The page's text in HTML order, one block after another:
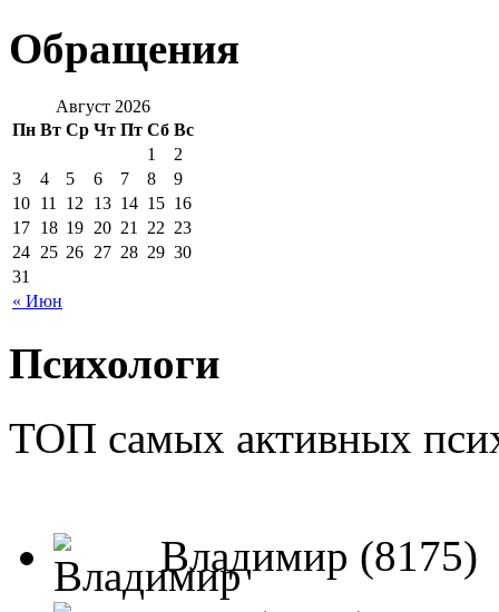
Обращения
Август 2026
Пн Вт Ср Чт Пт Сб Вс
« Июн
1
2
3
4 5 6 7 8
9
10 11 12 13 14 15 16
17 18 19 20 21 22 23
24 25 26 27 28 29 30
31
Психологи
ТОП самых активных
Владимир (8175)